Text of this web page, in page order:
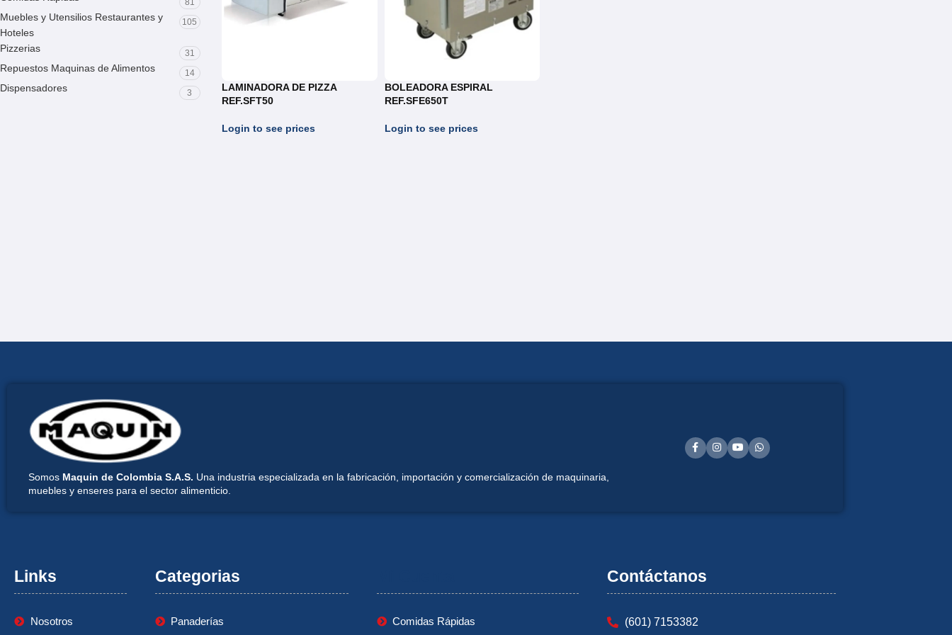
81
Muebles y Utensilios Restaurantes y
Hoteles
105
Pizzerias 31
Repuestos Maquinas de Alimentos 14
Dispensadores 3
LAMINADORA DE PIZZA
REF.SFT50
Login to see prices
BOLEADORA ESPIRAL
REF.SFE650T
Login to see prices
Somos Maquin de Colombia S.A.S. Una industria especializada en la fabricación, importación y comercialización de maquinaria,
muebles y enseres para el sector alimenticio.
Links
Nosotros
Categorias
Panaderías
Comidas Rápidas
Contáctanos
(601) 7153382